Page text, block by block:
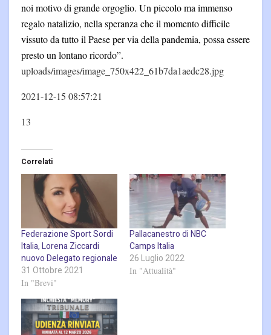
noi motivo di grande orgoglio. Un piccolo ma immenso
regalo natalizio, nella speranza che il momento difficile
vissuto da tutto il Paese per via della pandemia, possa essere
presto un lontano ricordo”.
uploads/images/image_750x422_61b7da1aedc28.jpg
2021-12-15 08:57:21
13
Correlati
Federazione Sport Sordi
Italia, Lorena Ziccardi
nuovo Delegato regionale
31 Ottobre 2021
In "Brevi"
Pallacanestro di NBC
Camps Italia
26 Luglio 2022
In "Attualità"